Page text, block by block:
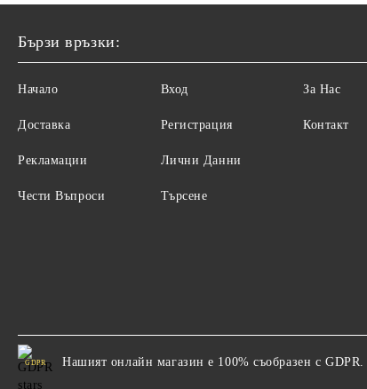
Бързи връзки:
Начало
Доставка
Рекламации
Чести Въпроси
Вход
Регистрация
Лични Данни
Търсене
За Нас
Контакт
GDPR Нашият онлайн магазин е 100% съобразен с GDPR.